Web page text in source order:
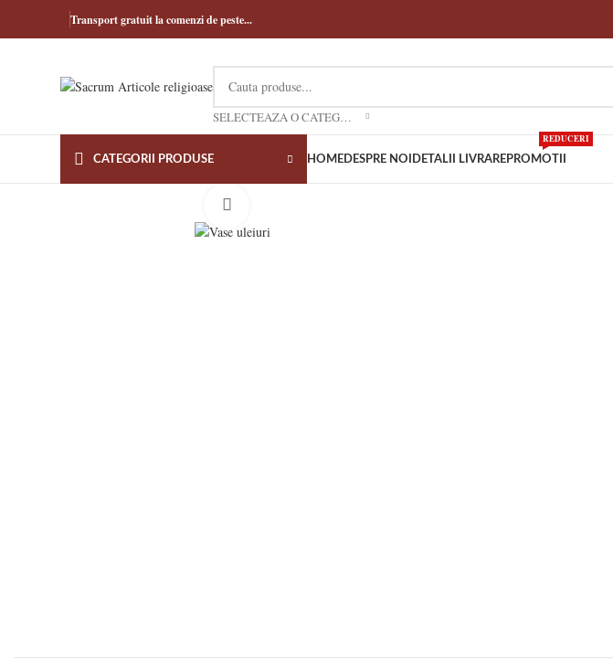
Transport gratuit la comenzi de peste...
SELECTEAZA O CATEGORIE
CATEGORII PRODUSE HOME DESPRE NOI DETALII LIVRAREPROMOTII
REDUCERI